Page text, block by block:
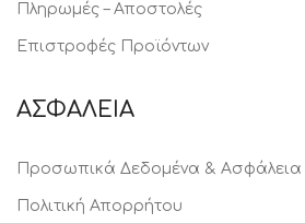
Πληρωμές – Αποστολές
Επιστροφές Προϊόντων
ΑΣΦΑΛΕΙΑ
Προσωπικά Δεδομένα & Ασφάλεια
Πολιτική Απορρήτου